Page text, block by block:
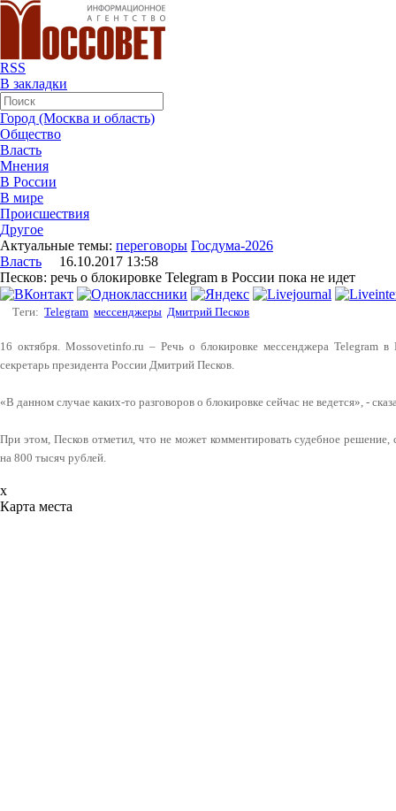
RSS
В закладки
Город (Москва и область)
Общество
Власть
Мнения
В России
В мире
Происшествия
Другое
Актуальные темы: переговоры Госдума-2026
Власть 16.10.2017 13:58
Песков: речь о блокировке Telegram в России пока не идет
Теги: Telegram мессенджеры Дмитрий Песков
16 октября. Mossovetinfo.ru – Речь о блокировке мессенджера Telegram
секретарь президента России Дмитрий Песков.
«В данном случае каких-то разговоров о блокировке сейчас не ведется», -
При этом, Песков отметил, что не может комментировать судебное
на 800 тысяч рублей.
x
Карта места